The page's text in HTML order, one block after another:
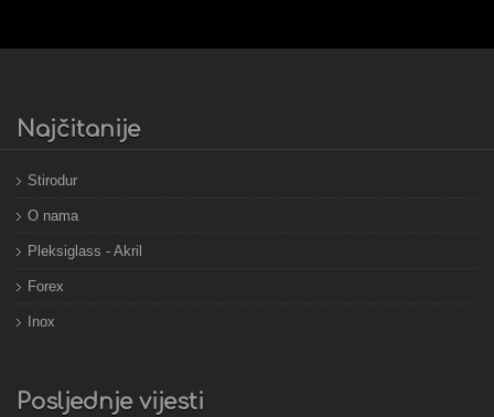
Najčitanije
Stirodur
O nama
Pleksiglass - Akril
Forex
Inox
Posljednje vijesti